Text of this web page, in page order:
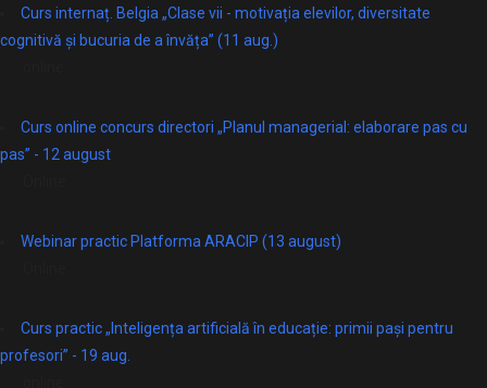
Curs internaț. Belgia „Clase vii - motivația elevilor, diversitate
cognitivă și bucuria de a învăța” (11 aug.)
Curs online concurs directori „Planul managerial: elaborare pas cu
pas” - 12 august
Webinar practic Platforma ARACIP (13 august)
Curs practic „Inteligența artificială în educație: primii pași pentru
profesori” - 19 aug.